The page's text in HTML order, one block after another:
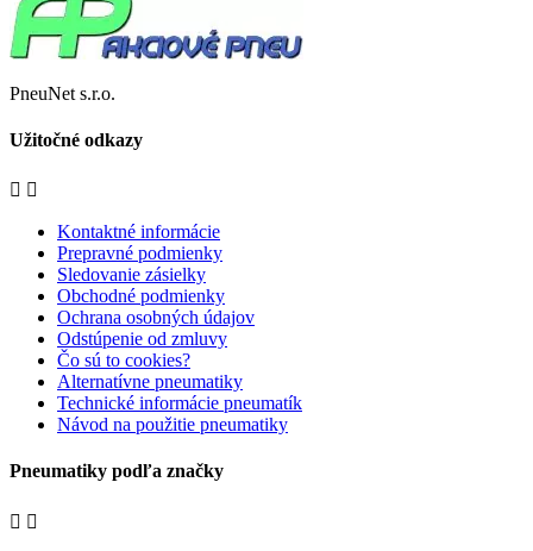
PneuNet s.r.o.
Užitočné odkazy
 
Kontaktné informácie
Prepravné podmienky
Sledovanie zásielky
Obchodné podmienky
Ochrana osobných údajov
Odstúpenie od zmluvy
Čo sú to cookies?
Alternatívne pneumatiky
Technické informácie pneumatík
Návod na použitie pneumatiky
Pneumatiky podľa značky
 